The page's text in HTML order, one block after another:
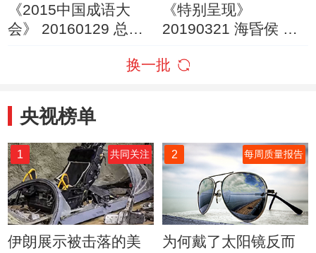
《2015中国成语大
会》 20160129 总决
《特别呈现》
20190321 海昏侯 第
换一批
央视榜单
1 共同关注
伊朗展示被击落的美
2 每周质量报告
为何戴了太阳镜反而